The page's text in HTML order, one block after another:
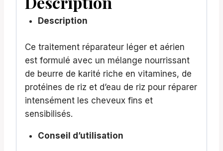
Description
Ce traitement réparateur léger et aérien
est formulé avec un mélange nourrissant
de beurre de karité riche en vitamines, de
protéines de riz et d’eau de riz pour réparer
intensément les cheveux fins et
sensibilisés.
Conseil d’utilisation